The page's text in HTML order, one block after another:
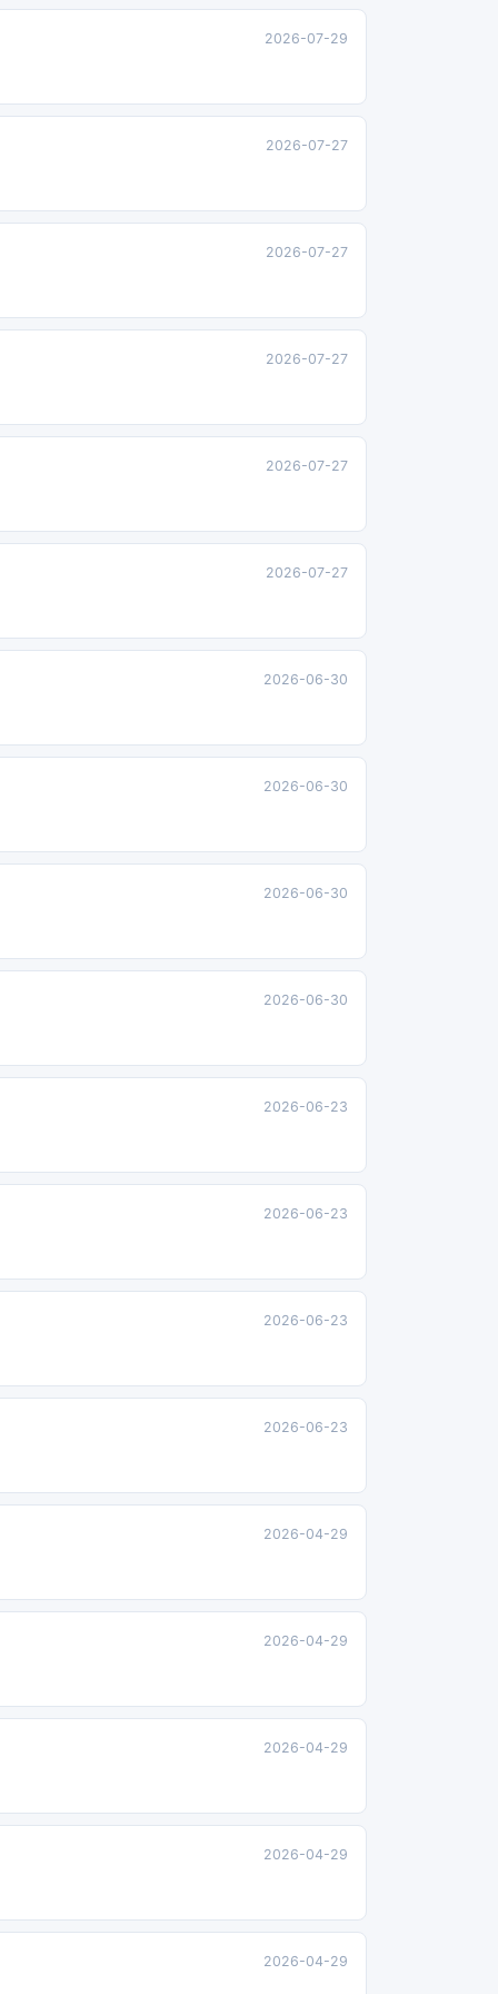
2026-07-29
2026-07-27
2026-07-27
2026-07-27
2026-07-27
2026-07-27
2026-06-30
2026-06-30
2026-06-30
2026-06-30
2026-06-23
2026-06-23
2026-06-23
2026-06-23
2026-04-29
2026-04-29
2026-04-29
2026-04-29
2026-04-29